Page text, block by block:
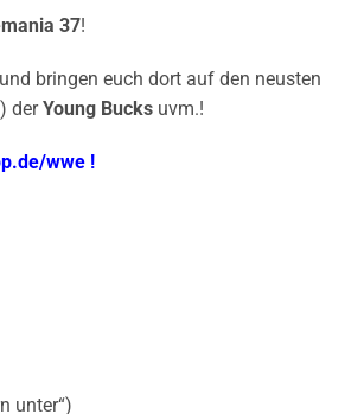
37!
bringen euch dort auf den neusten
derYoung Bucks uvm.!
wwe !
unter“)